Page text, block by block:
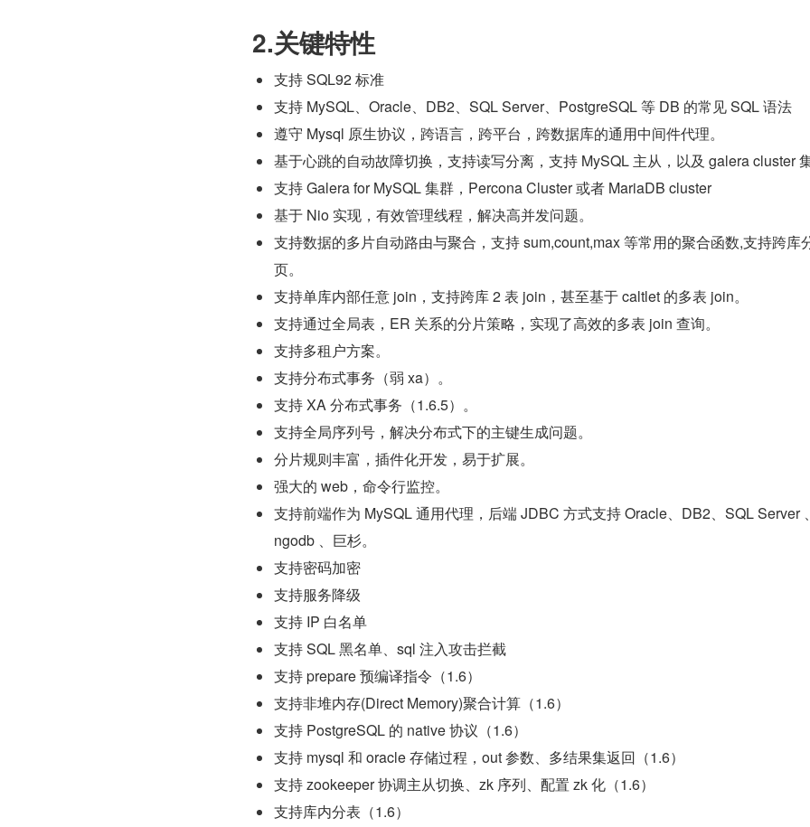
2.关键特性
支持 SQL92 标准
支持 MySQL、Oracle、DB2、SQL Server、PostgreSQL 等 DB 的常见 SQL 语法
遵守 Mysql 原生协议，跨语言，跨平台，跨数据库的通用中间件代理。
基于心跳的自动故障切换，支持读写分离，支持 MySQL 主从，以及 galera cluster
支持 Galera for MySQL 集群，Percona Cluster 或者 MariaDB cluster
基于 Nio 实现，有效管理线程，解决高并发问题。
支持数据的多片自动路由与聚合，支持 sum,count,max 等常用的聚合函数,支持跨库
页。
支持单库内部任意 join，支持跨库 2 表 join，甚至基于 caltlet 的多表 join。
支持通过全局表，ER 关系的分片策略，实现了高效的多表 join 查询。
支持多租户方案。
支持分布式事务（弱 xa）。
支持 XA 分布式事务（1.6.5）。
支持全局序列号，解决分布式下的主键生成问题。
分片规则丰富，插件化开发，易于扩展。
强大的 web，命令行监控。
支持前端作为 MySQL 通用代理，后端 JDBC 方式支持 Oracle、DB2、SQL Server
ngodb 、巨杉。
支持密码加密
支持服务降级
支持 IP 白名单
支持 SQL 黑名单、sql 注入攻击拦截
支持 prepare 预编译指令（1.6）
支持非堆内存(Direct Memory)聚合计算（1.6）
支持 PostgreSQL 的 native 协议（1.6）
支持 mysql 和 oracle 存储过程，out 参数、多结果集返回（1.6）
支持 zookeeper 协调主从切换、zk 序列、配置 zk 化（1.6）
支持库内分表（1.6）